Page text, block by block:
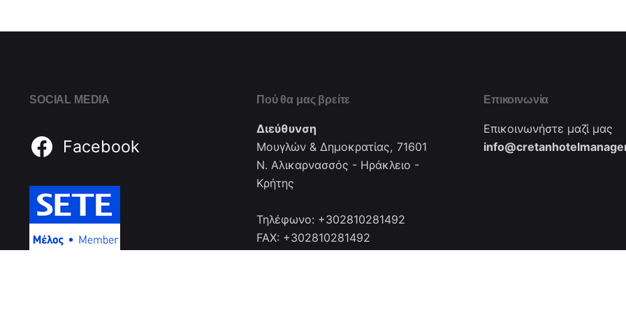
SOCIAL MEDIA
Facebook
Πού θα μας βρείτε
Διεύθυνση
Μουγλών & Δημοκρατίας, 71601
Ν. Αλικαρνασσός - Ηράκλειο -
Κρήτης
Τηλέφωνο: +302810281492
FAX: +302810281492
Επικοινωνία
Επικοινωνήστε μαζί μας